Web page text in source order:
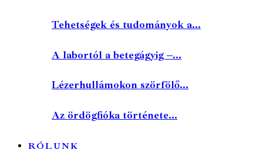
Tehetségek és tudományok a...
A labortól a betegágyig –...
Lézerhullámokon szörfölő...
Az ördögfióka története...
RÓLUNK